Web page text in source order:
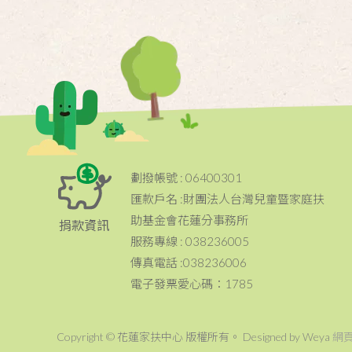
捐款資訊
劃撥帳號 : 06400301
匯款戶名 :財團法人台灣兒童暨家庭扶
助基金會花蓮分事務所
服務專線 : 038236005
傳真電話 :038236006
電子發票愛心碼：1785
Copyright © 花蓮家扶中心 版權所有。 Designed by Weya 網